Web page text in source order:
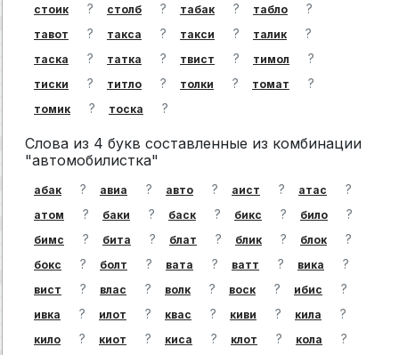
стоик ? столб ? табак ? табло ?
тавот ? такса ? такси ? талик ?
таска ? татка ? твист ? тимол ?
тиски ? титло ? толки ? томат ?
томик ? тоска ?
Слова из 4 букв составленные из комбинации
"автомобилистка"
абак ? авиа ? авто ? аист ? атас ?
атом ? баки ? баск ? бикс ? било ?
бимс ? бита ? блат ? блик ? блок ?
бокс ? болт ? вата ? ватт ? вика ?
вист ? влас ? волк ? воск ? ибис ?
ивка ? илот ? квас ? киви ? кила ?
кило ? киот ? киса ? клот ? кола ?